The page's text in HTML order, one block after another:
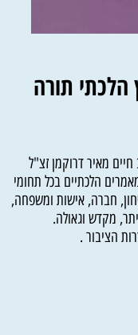
תורה
מאיר דרוקמן זצ"ל
הלכתיים בכל תחומי
חברה, אישות ומשפחה,
מקדש וגאולה.
הציבור .